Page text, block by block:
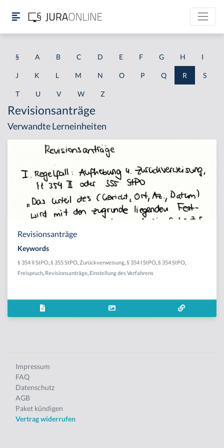
§ A B C D E F G H I
J K L M N O P Q R S
T U V W Z
Revisionsanträge
Verwandte Lerneinheiten
Revisionsanträge
Keywords
§ 354 II StPO § 355 StPO Zurückverweisung § 354 I StPO § 354 StPO
Freispruch Revisionsanträge Einstellung des Verfahrens
Impressum
FAQ
Datenschutz
AGB
Paket kündigen
Vertrag widerrufen